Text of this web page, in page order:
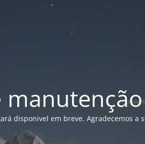
disponivel em breve. Agradecemos a